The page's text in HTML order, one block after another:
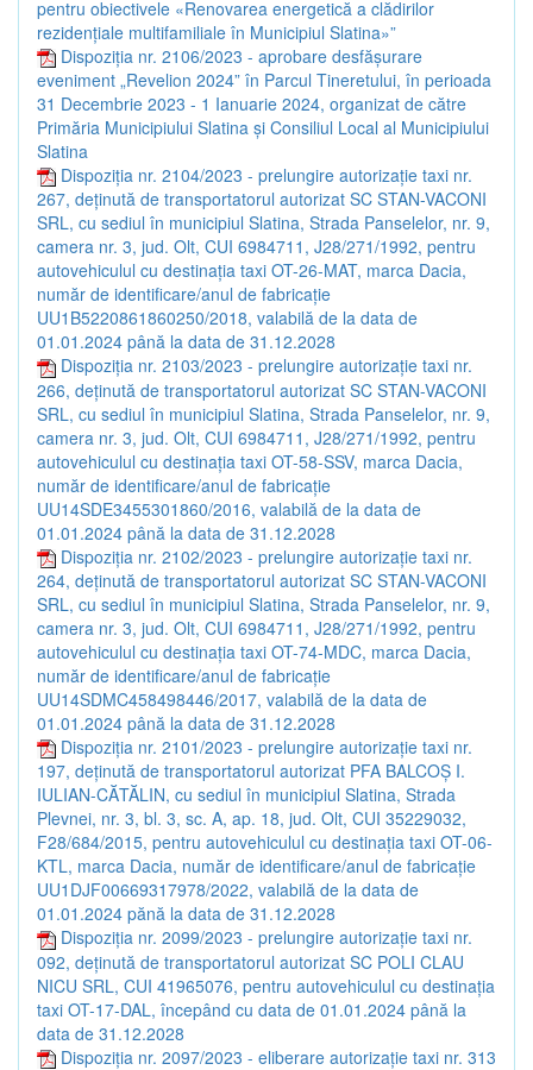
pentru obiectivele «Renovarea energetică a clădirilor
rezidențiale multifamiliale în Municipiul Slatina»”
Dispoziția nr. 2106/2023 - aprobare desfășurare
eveniment „Revelion 2024” în Parcul Tineretului, în perioada
31 Decembrie 2023 - 1 Ianuarie 2024, organizat de către
Primăria Municipiului Slatina și Consiliul Local al Municipiului
Slatina
Dispoziția nr. 2104/2023 - prelungire autorizaţie taxi nr.
267, deținută de transportatorul autorizat SC STAN-VACONI
SRL, cu sediul în municipiul Slatina, Strada Panselelor, nr. 9,
camera nr. 3, jud. Olt, CUI 6984711, J28/271/1992, pentru
autovehiculul cu destinația taxi OT-26-MAT, marca Dacia,
număr de identificare/anul de fabricație
UU1B5220861860250/2018, valabilă de la data de
01.01.2024 până la data de 31.12.2028
Dispoziția nr. 2103/2023 - prelungire autorizaţie taxi nr.
266, deținută de transportatorul autorizat SC STAN-VACONI
SRL, cu sediul în municipiul Slatina, Strada Panselelor, nr. 9,
camera nr. 3, jud. Olt, CUI 6984711, J28/271/1992, pentru
autovehiculul cu destinația taxi OT-58-SSV, marca Dacia,
număr de identificare/anul de fabricație
UU14SDE3455301860/2016, valabilă de la data de
01.01.2024 până la data de 31.12.2028
Dispoziția nr. 2102/2023 - prelungire autorizaţie taxi nr.
264, deținută de transportatorul autorizat SC STAN-VACONI
SRL, cu sediul în municipiul Slatina, Strada Panselelor, nr. 9,
camera nr. 3, jud. Olt, CUI 6984711, J28/271/1992, pentru
autovehiculul cu destinația taxi OT-74-MDC, marca Dacia,
număr de identificare/anul de fabricație
UU14SDMC458498446/2017, valabilă de la data de
01.01.2024 până la data de 31.12.2028
Dispoziția nr. 2101/2023 - prelungire autorizaţie taxi nr.
197, deţinută de transportatorul autorizat PFA BALCOŞ I.
IULIAN-CĂTĂLIN, cu sediul în municipiul Slatina, Strada
Plevnei, nr. 3, bl. 3, sc. A, ap. 18, jud. Olt, CUI 35229032,
F28/684/2015, pentru autovehiculul cu destinaţia taxi OT-06-
KTL, marca Dacia, număr de identificare/anul de fabricație
UU1DJF00669317978/2022, valabilă de la data de
01.01.2024 pănă la data de 31.12.2028
Dispoziția nr. 2099/2023 - prelungire autorizație taxi nr.
092, deținută de transportatorul autorizat SC POLI CLAU
NICU SRL, CUI 41965076, pentru autovehiculul cu destinația
taxi OT-17-DAL, începând cu data de 01.01.2024 până la
data de 31.12.2028
Dispoziția nr. 2097/2023 - eliberare autorizaţie taxi nr. 313